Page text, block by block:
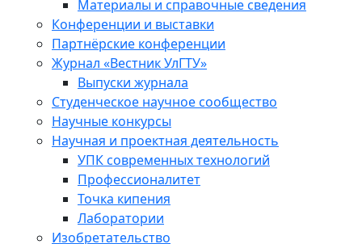
Материалы и справочные сведения
Конференции и выставки
Партнёрские конференции
Журнал «Вестник УлГТУ»
Выпуски журнала
Студенческое научное сообщество
Научные конкурсы
Научная и проектная деятельность
УПК современных технологий
Профессионалитет
Точка кипения
Лаборатории
Изобретательство